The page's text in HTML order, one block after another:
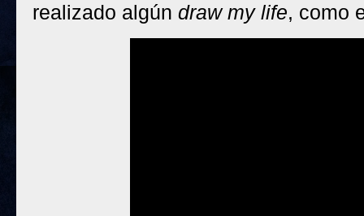
realizado algún draw my life, como